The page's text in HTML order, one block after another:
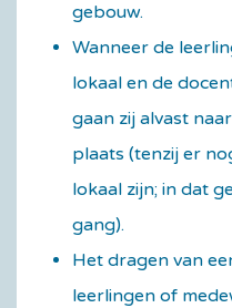
gebouw.
Wanneer de
lokaal en de
gaan zij alvast
plaats (tenzij er
lokaal zijn; in dat
gang).
Het dragen van
leerlingen of